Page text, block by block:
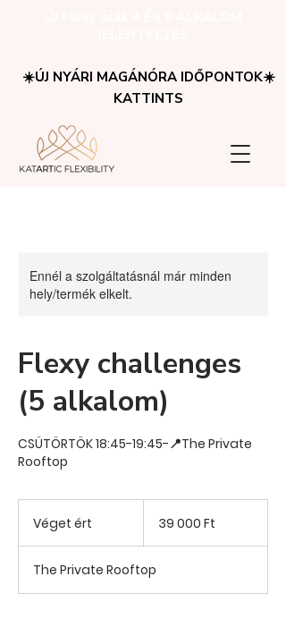
☀️ÚJ NYÁRI MAGÁNÓRA IDŐPONTOK☀️
KATTINTS
Ennél a szolgáltatásnál már minden
hely/termék elkelt.
Flexy challenges
(5 alkalom)
CSÜTÖRTÖK 18:45-19:45-📍The Private
Rooftop
Véget ért
é
e
t
forint39 000 Ft
The Private Rooftop